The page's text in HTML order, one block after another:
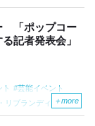
「ポップコー
記者発表会」
芸能イベント
リブランディング
／広告
＋more